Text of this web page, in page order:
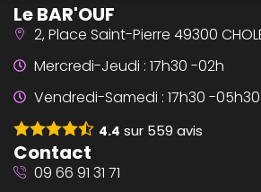
Le BAR'OUF
2, Place Saint-Pierre 49300
Mercredi-Jeudi : 17h30 -02h
Vendredi-Samedi : 17h30 -05h30
4.4 sur 559 avis
Contact
09 66 91 31 71